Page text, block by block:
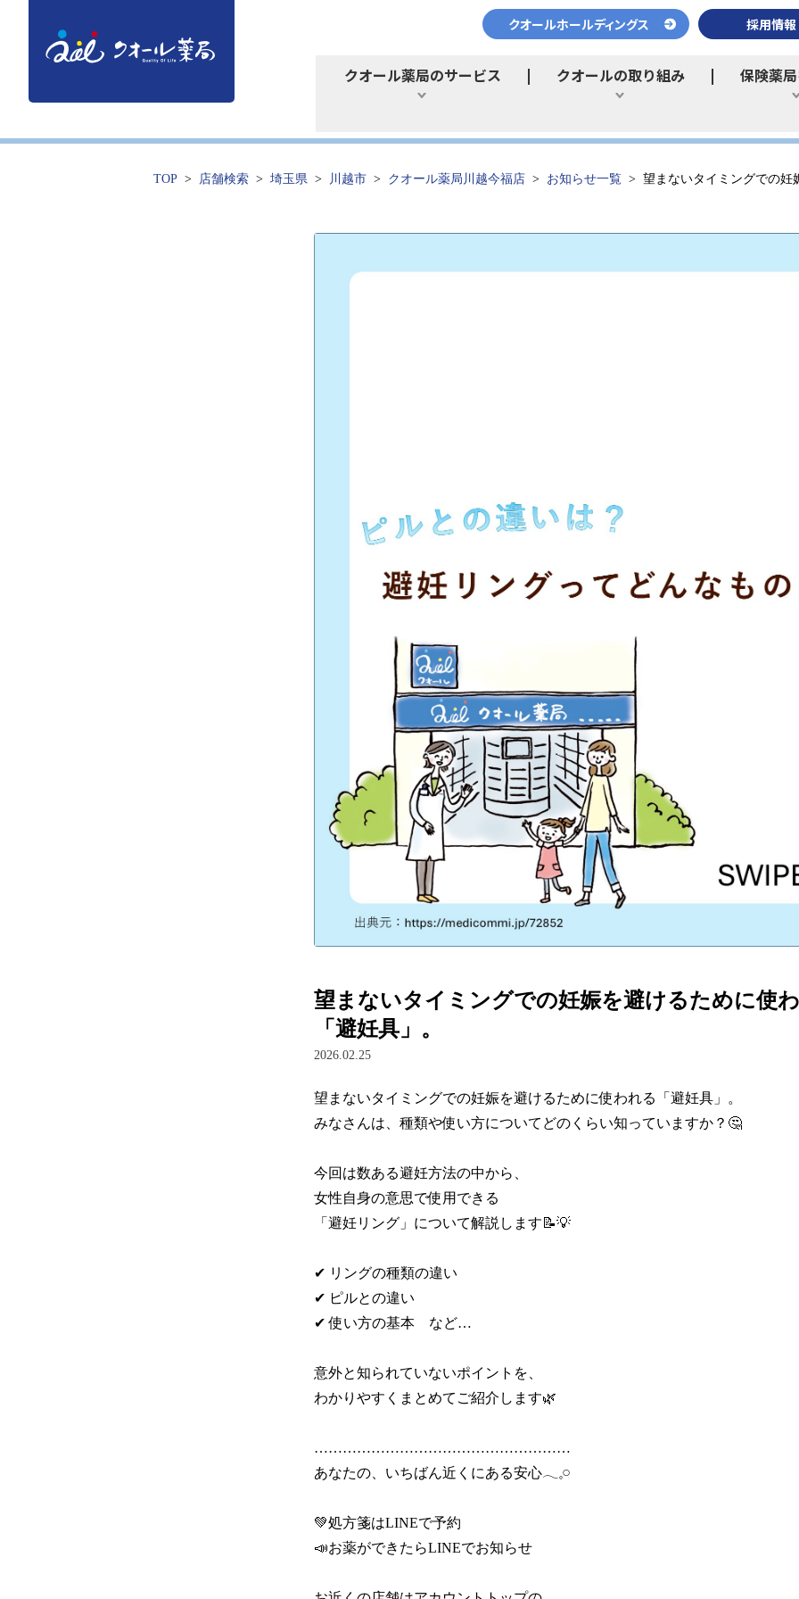
クオール薬局のサービス
ひらく
クオールの取り組み
ひらく
保険薬
クオールホールディングス 採用情報
TOP 店舗検索 埼玉県 川越市 クオール薬局川越今福店 お知らせ一覧 望まないタイミングでの妊
望まないタイミングでの妊娠を避けるために使
「避妊具」。
2026.02.25
望まないタイミングでの妊娠を避けるために使われる「避妊具」。
みなさんは、種類や使い方についてどのくらい知っていますか？🤔
今回は数ある避妊方法の中から、
女性自身の意思で使用できる
「避妊リング」について解説します📝💡
✔ リングの種類の違い
✔ ピルとの違い
✔ 使い方の基本　など…
意外と知られていないポイントを、
わかりやすくまとめてご紹介します🌿
………………………………………………
あなたの、いちばん近くにある安心𓂃𓈒𓏸
💚処方箋はLINEで予約
📣お薬ができたらLINEでお知らせ